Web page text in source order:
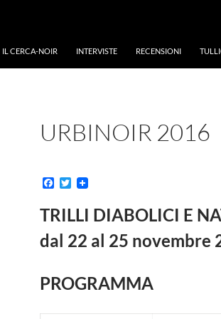
IL CERCA-NOIR INTERVISTE RECENSIONI
URBINOIR 2016
F
c
e
o
o
T
t
e
r
TRILLI DIABOLICI E
dal 22 al 25 novembre
PROGRAMMA